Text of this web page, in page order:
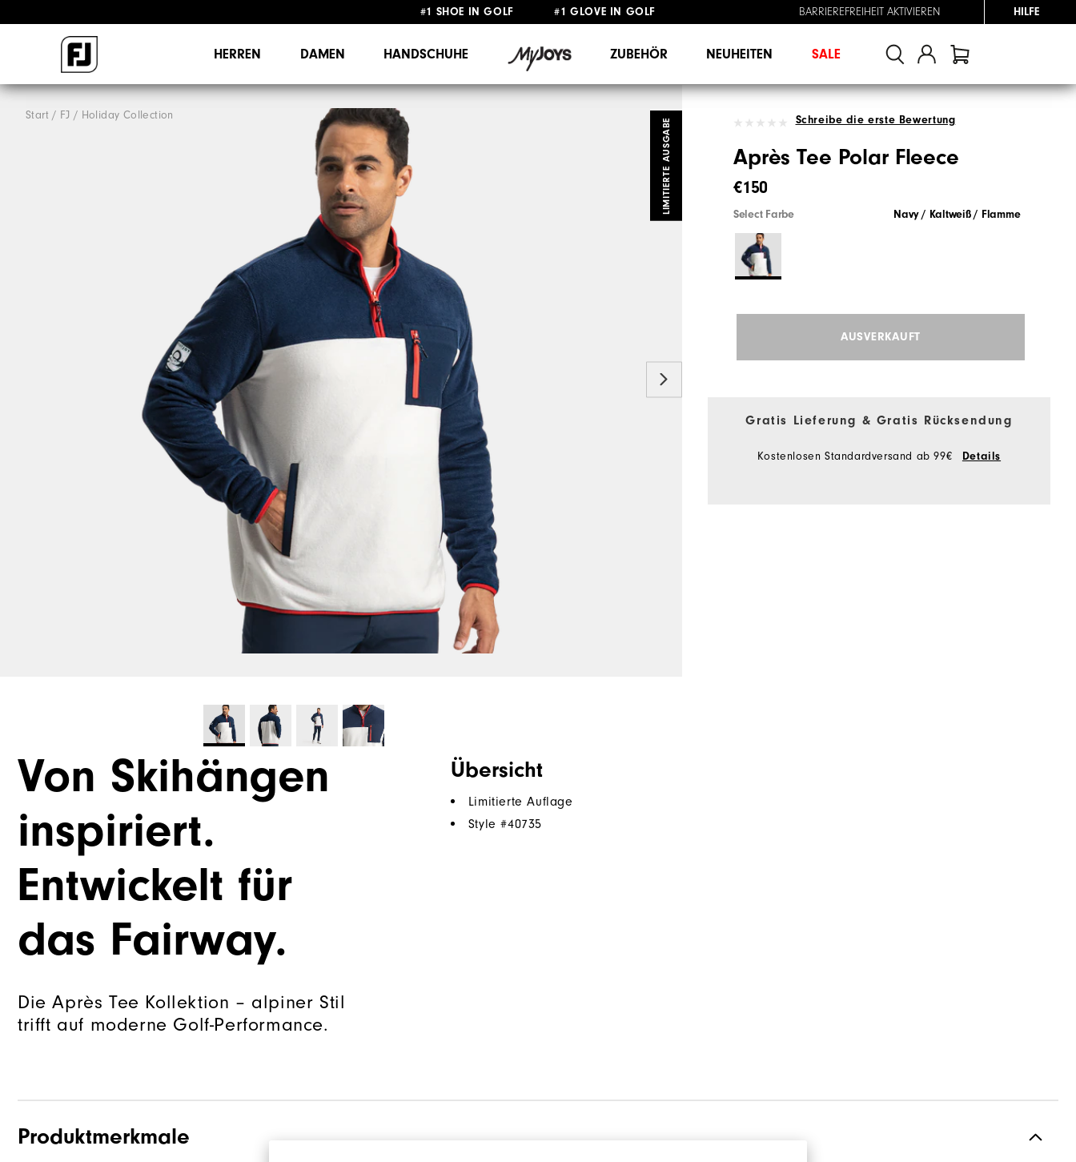
#1 SHOE IN GOLF #1 GLOVE IN GOLF
BARRIEREFREIHEIT AKTIVIEREN HILFE
HERREN DAMEN HANDSCHUHE ZUBEHÖR NEUHEITEN SALE
Start FJ Holiday Collection
LIMITIERTE AUSGABE Schreibe die erste Bewertung
Après Tee Polar Fleece
€150
Select Farbe Navy / Kaltweiß / Flamme
AUSVERKAUFT
Gratis Lieferung & Gratis Rücksendung
Kostenlosen Standardversand ab 99€ Details
Von Skihängen
inspiriert.
Entwickelt für
das Fairway.
Die Après Tee Kollektion – alpiner Stil
trifft auf moderne Golf-Performance.
Übersicht
Limitierte Auflage
Style #40735
Produktmerkmale